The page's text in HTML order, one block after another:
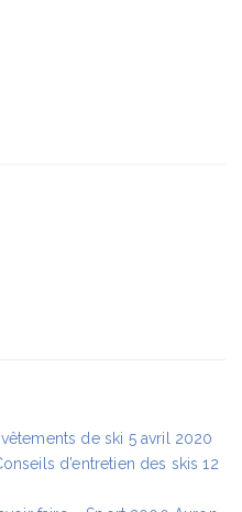
de ski 5 avril 2020
d’entretien des skis 12